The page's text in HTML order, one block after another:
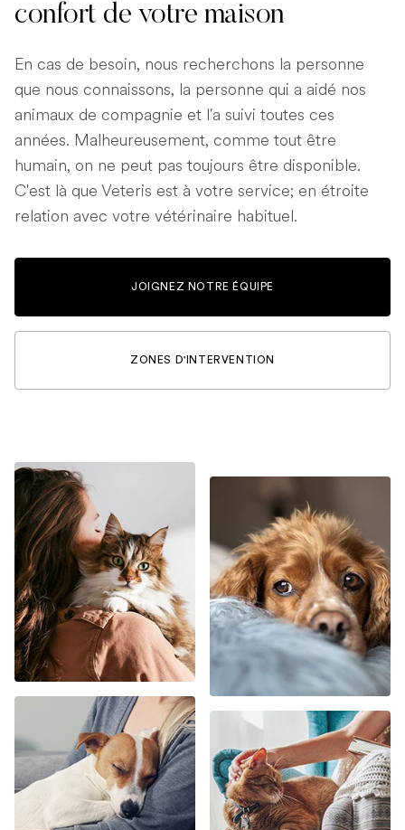
confort de votre maison
En cas de besoin, nous recherchons la personne
que nous connaissons, la personne qui a aidé nos
animaux de compagnie et l'a suivi toutes ces
années. Malheureusement, comme tout être
humain, on ne peut pas toujours être disponible.
C'est là que Veteris est à votre service; en étroite
relation avec votre vétérinaire habituel.
JOIGNEZ NOTRE ÉQUIPE
ZONES D'INTERVENTION